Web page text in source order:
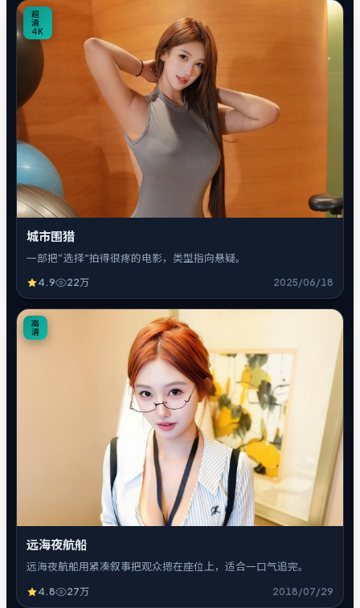
超
清
4K
城市围猎
一部把“选择”拍得很疼的电影，类型指向悬疑。
4.9 22万 2025/06/18
高
清
远海夜航船
远海夜航船用紧凑叙事把观众摁在座位上，适合一口气追完。
4.8 27万 2018/07/29